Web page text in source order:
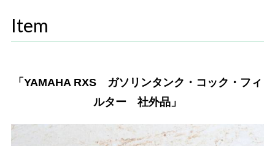
Item
「YAMAHA RXS ガソリンタンク・コック・フィ
ルター 社外品」